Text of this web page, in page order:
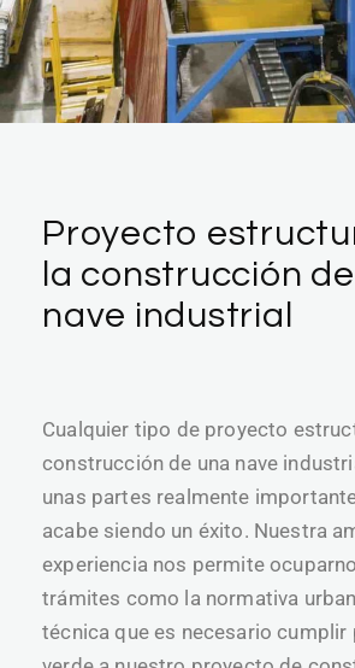
Proyecto
la construcción
nave industrial
Cualquier tipo de proyecto
construcción de una nave
unas partes realmente
acabe siendo un éxito. Nuestra
experiencia nos permite
trámites como la normativa
técnica que es necesario cumplir